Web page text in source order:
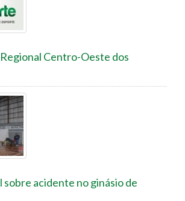
Centro-Oeste dos
sobre acidente no ginásio de